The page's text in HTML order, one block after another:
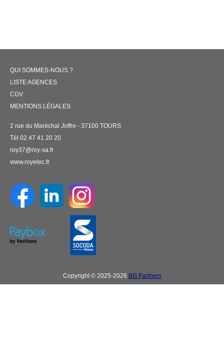
QUI SOMMES-NOUS ?
LISTE AGENCES
CGV
MENTIONS LÉGALES
2 rue du Maréchal Joffre - 37100 TOURS
Tél 02 47 41 20 20
roy37@roy-sa.fr
www.royelec.fr
Copyright © 2025-2026 BG Partners